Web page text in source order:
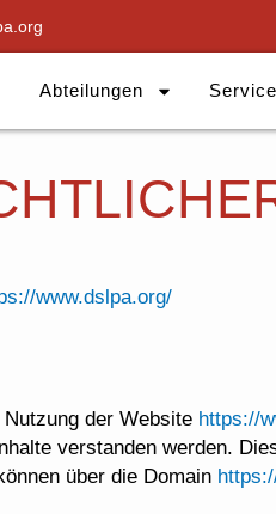
Abteilungen Service
www.dslpa.org/
der Website https://
verstanden werden.
über die Domain